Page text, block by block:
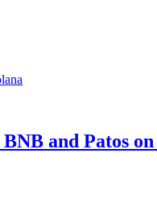
and Patos on